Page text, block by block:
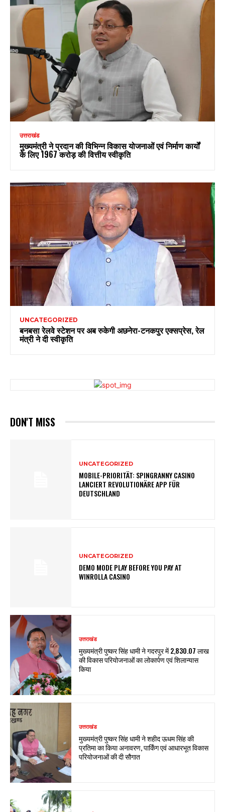
उत्तराखंड
मुख्यमंत्री ने प्रदान की विभिन्न विकास योजनाओं एवं निर्माण कार्यों
के लिए ₹1967 करोड़ की वित्तीय स्वीकृति
UNCATEGORIZED
बनबसा रेलवे स्टेशन पर अब रुकेगी अछनेरा-टनकपुर एक्सप्रेस, रेल
मंत्री ने दी स्वीकृति
DON'T MISS
UNCATEGORIZED
MOBILE-PRIORITÄT: SPINGRANNY CASINO
LANCIERT REVOLUTIONÄRE APP FÜR
DEUTSCHLAND
UNCATEGORIZED
DEMO MODE PLAY BEFORE YOU PAY AT
WINROLLA CASINO
उत्तराखंड
मुख्यमंत्री पुष्कर सिंह धामी ने गदरपुर में ₹2,830.07 लाख
की विकास परियोजनाओं का लोकार्पण एवं शिलान्यास
किया
उत्तराखंड
मुख्यमंत्री पुष्कर सिंह धामी ने शहीद ऊधम सिंह की
प्रतिमा का किया अनावरण, पार्किंग एवं आधारभूत विकास
परियोजनाओं की दी सौगात